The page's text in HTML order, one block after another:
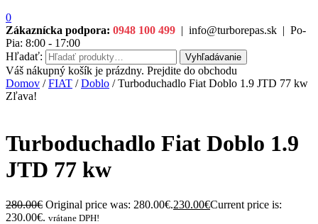
0
Zákaznícka podpora: 0948 100 499 | info@turborepas.sk | Po-
Pia: 8:00 - 17:00
Hľadať:
Vyhľadávanie
Váš nákupný košík je prázdny. Prejdite do obchodu
Domov /FIAT /Doblo / Turboduchadlo Fiat Doblo 1.9 JTD 77 kw
Zľava!
Turboduchadlo Fiat Doblo 1.9
JTD 77 kw
280.00€ Original price was: 280.00€.230.00€Current price is:
230.00€. vrátane DPH!